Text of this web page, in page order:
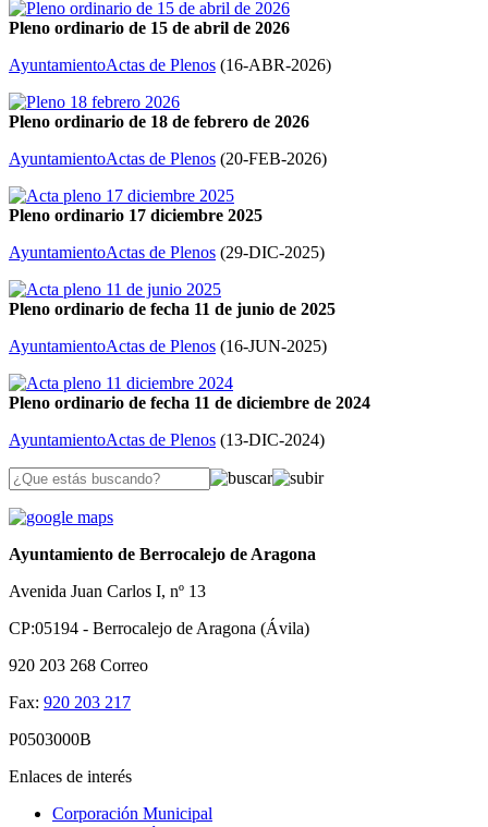
Pleno ordinario de 15 de abril de 2026
AyuntamientoActas de Plenos (16-ABR-2026)
Pleno ordinario de 18 de febrero de 2026
AyuntamientoActas de Plenos (20-FEB-2026)
Pleno ordinario 17 diciembre 2025
AyuntamientoActas de Plenos (29-DIC-2025)
Pleno ordinario de fecha 11 de junio de 2025
AyuntamientoActas de Plenos (16-JUN-2025)
Pleno ordinario de fecha 11 de diciembre de 2024
AyuntamientoActas de Plenos (13-DIC-2024)
Ayuntamiento de Berrocalejo de Aragona
Avenida Juan Carlos I, nº 13
CP:05194 - Berrocalejo de Aragona (Ávila)
920 203 268 Correo
Fax: 920 203 217
P0503000B
Enlaces de interés
Corporación Municipal